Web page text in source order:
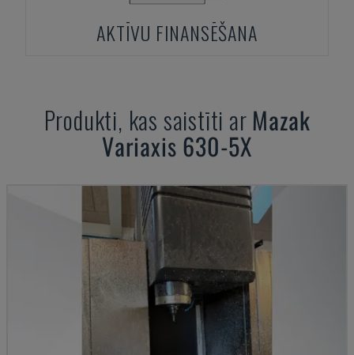
AKTĪVU FINANSĒŠANA
Produkti, kas saistīti ar Mazak
Variaxis 630-5X